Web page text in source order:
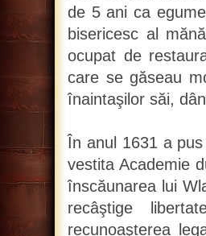
de 5 ani ca
bisericesc al
ocupat de
care se găseau
înaintaşilor săi,
În anul 1631 a
vestita Academie
înscăunarea lui
recâştige
recunoaşterea